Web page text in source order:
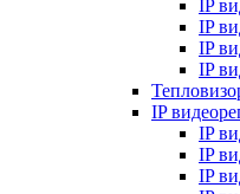
IP
IP
IP
IP
IP
IP
IP
IP